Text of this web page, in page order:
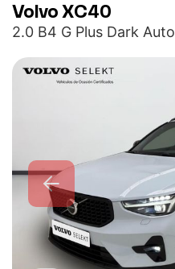
Volvo XC40
2.0 B4 G Plus Dark Auto